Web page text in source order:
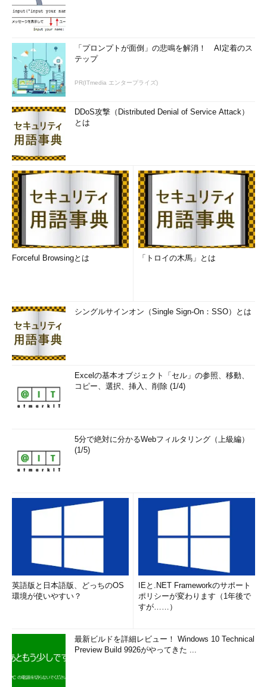
「プロンプトが面倒」の悲鳴を解消！ AI定着のス
テップ
PR(ITmedia エンタープライズ)
DDoS攻撃（Distributed Denial of Service Attack）
とは
Forceful Browsingとは 「トロイの木馬」とは
シングルサインオン（Single Sign-On：SSO）とは
Excelの基本オブジェクト「セル」の参照、移動、
コピー、選択、挿入、削除 (1/4)
5分で絶対に分かるWebフィルタリング（上級編）
(1/5)
英語版と日本語版、どっちのOS
環境が使いやすい？
IEと.NET Frameworkのサポート
ポリシーが変わります（1年後で
すが……）
最新ビルドを詳細レビュー！ Windows 10 Technical
Preview Build 9926がやってきた ...